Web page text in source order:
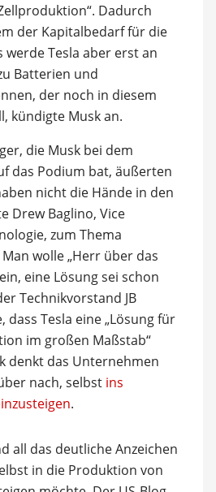
Dadurch
der Kapitalbedarf für die
Tesla aber erst an
Batterien und
der noch in diesem
kündigte Musk an.
die Musk bei dem
das Podium bat, äußerten
nicht die Hände in den
Drew Baglino, Vice
zum Thema
wolle „Herr über das
eine Lösung sei schon
Technikvorstand JB
Tesla eine „Lösung für
im großen Maßstab“
denkt das Unternehmen
nach, selbst ins
.
all das deutliche Anzeichen
in die Produktion von